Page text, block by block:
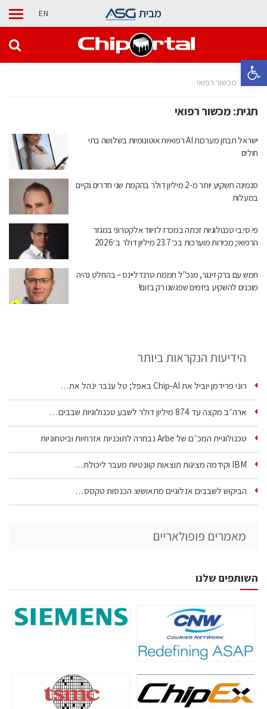
פתח סרגל נגישות
מבית EN
בית מכשור רפואי
תגית:מכשור רפואי
ישראל תבחן מערכות AI רפואיות אוטונומיות בשלושה בתי
חולים
סנמינה תשקיע יותר מ-2 מיליון דולר בהקמת שני חדרים נקיים
במעלות
פי.סי.בי טכנולוגיות זכתה במכרז לזיווד אלקטרוני במגזר
הרפואי; מכירות מוערכות בכ־23.7 מיליון דולר ב־2026
חמש עם ברק זינגר, מנכ"ל חממת טרנדליינס – בהחלט נהיה
מוכנים להשקיע ביזמים שפגשנו רק בזום!
הידיעות הנקראות ביותר
רוני פרידמן יוביל את Chip‑AI באפל; טל ענבר ינהל את…
ארה״ב מקצה עד 874 מיליון דולר לשבע טכנולוגיות שבבים…
טכנולוגיית המכ״ם של Arbe נבחרה לתוכניות אזרחיות וביטחוניות
IBM וקידמה מציגות תוצאות קוונטיות מעבר ליכולת…
הביקוש לשבבים אנלוגיים מתאושש: הכנסות טקסס…
מאמרים פופולאריים
השותפים שלנו